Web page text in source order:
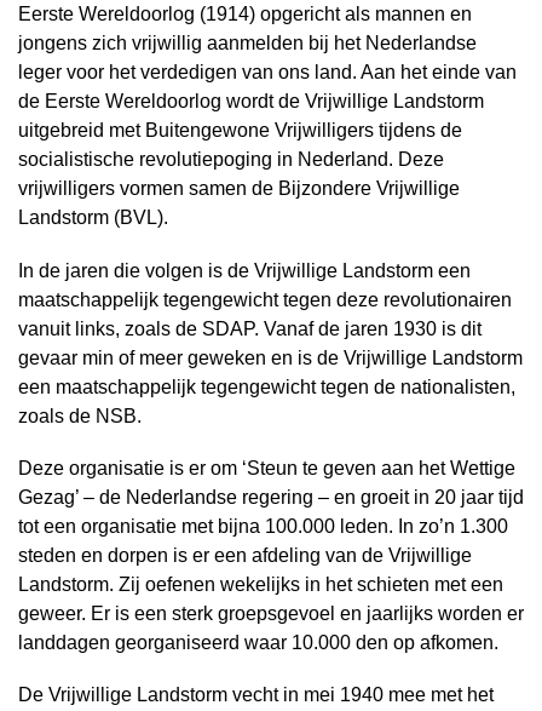
Eerste Wereldoorlog (1914) opgericht als mannen en
jongens zich vrijwillig aanmelden bij het Nederlandse
leger voor het verdedigen van ons land. Aan het einde van
de Eerste Wereldoorlog wordt de Vrijwillige Landstorm
uitgebreid met Buitengewone Vrijwilligers tijdens de
socialistische revolutiepoging in Nederland. Deze
vrijwilligers vormen samen de Bijzondere Vrijwillige
Landstorm (BVL).
In de jaren die volgen is de Vrijwillige Landstorm een
maatschappelijk tegengewicht tegen deze revolutionairen
vanuit links, zoals de SDAP. Vanaf de jaren 1930 is dit
gevaar min of meer geweken en is de Vrijwillige Landstorm
een maatschappelijk tegengewicht tegen de nationalisten,
zoals de NSB.
Deze organisatie is er om ‘Steun te geven aan het Wettige
Gezag’ – de Nederlandse regering – en groeit in 20 jaar tijd
tot een organisatie met bijna 100.000 leden. In zo’n 1.300
steden en dorpen is er een afdeling van de Vrijwillige
Landstorm. Zij oefenen wekelijks in het schieten met een
geweer. Er is een sterk groepsgevoel en jaarlijks worden er
landdagen georganiseerd waar 10.000 den op afkomen.
De Vrijwillige Landstorm vecht in mei 1940 mee met het